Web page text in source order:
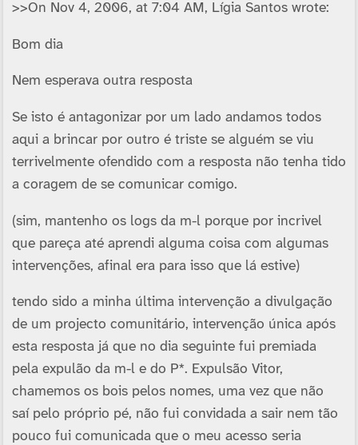
>>On Nov 4, 2006, at 7:04 AM, Lí­gia Santos wrote:
Bom dia
Nem esperava outra resposta
Se isto é antagonizar por um lado andamos todos
aqui a brincar por outro é triste se alguém se viu
terrivelmente ofendido com a resposta não tenha tido
a coragem de se comunicar comigo.
(sim, mantenho os logs da m-l porque por incrivel
que pareça até aprendi alguma coisa com algumas
intervenções, afinal era para isso que lá estive)
tendo sido a minha última intervenção a divulgação
de um projecto comunitário, intervenção única após
esta resposta já que no dia seguinte fui premiada
pela expulão da m-l e do P*. Expulsão Vitor,
chamemos os bois pelos nomes, uma vez que não
saí­ pelo próprio pé, não fui convidada a sair nem tão
pouco fui comunicada que o meu acesso seria